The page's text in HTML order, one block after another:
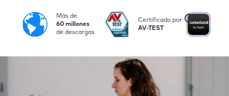
Más de
60 millones
de descargas
i
Certificado por
AV-TEST